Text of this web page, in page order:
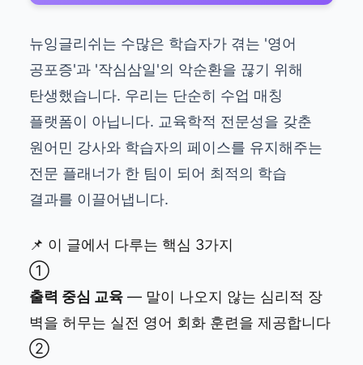
뉴잉글리쉬는 수많은 학습자가 겪는 '영어
공포증'과 '작심삼일'의 악순환을 끊기 위해
탄생했습니다. 우리는 단순히 수업 매칭
플랫폼이 아닙니다. 교육학적 전문성을 갖춘
원어민 강사와 학습자의 페이스를 유지해주는
전문 플래너가 한 팀이 되어 최적의 학습
결과를 이끌어냅니다.
📌 이 글에서 다루는 핵심 3가지
①
출력 중심 교육 — 말이 나오지 않는 심리적 장
벽을 허무는 실전 영어 회화 훈련을 제공합니다
②